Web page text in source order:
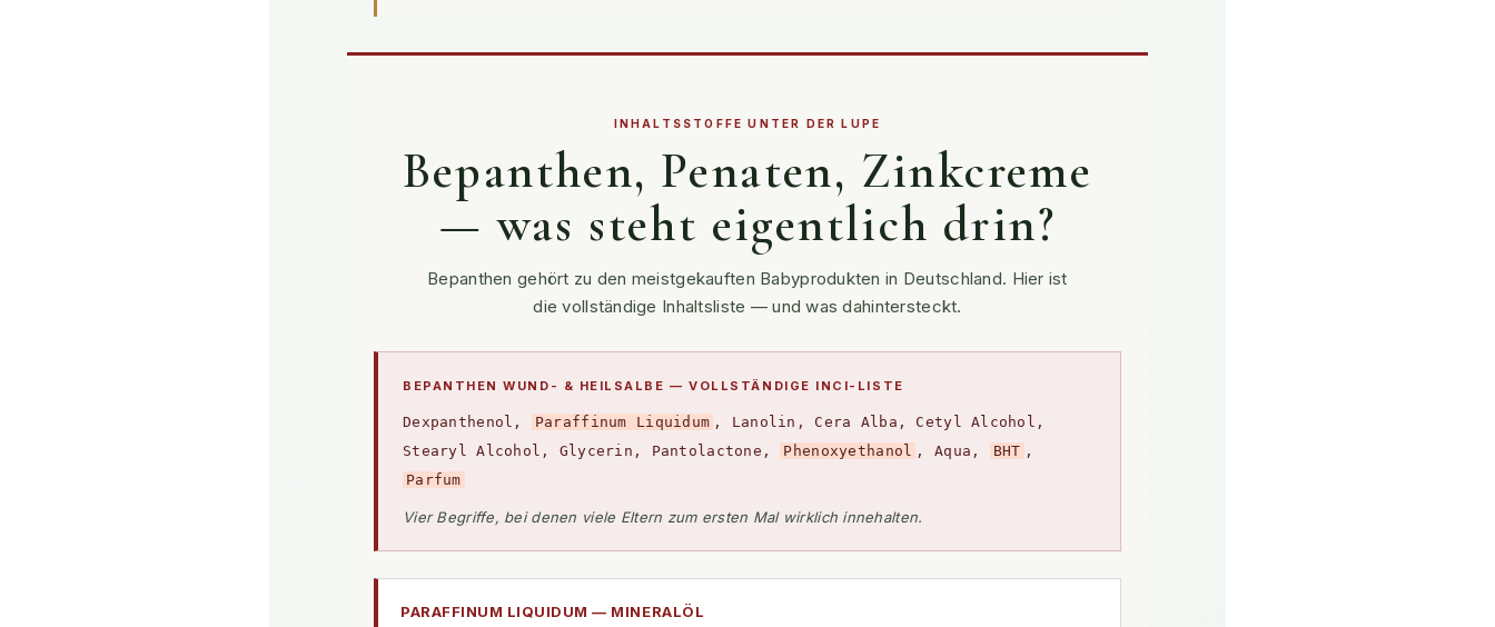
INHALTSSTOFFE UNTER DER LUPE
Bepanthen, Penaten, Zinkcreme
— was steht eigentlich drin?
Bepanthen gehört zu den meistgekauften Babyprodukten in Deutschland. Hier ist
die vollständige Inhaltsliste — und was dahintersteckt.
BEPANTHEN WUND- & HEILSALBE — VOLLSTÄNDIGE INCI-LISTE
Dexpanthenol, Paraffinum Liquidum , Lanolin, Cera Alba, Cetyl Alcohol,
Stearyl Alcohol, Glycerin, Pantolactone,
Phenoxyethanol , Aqua, BHT ,
Parfum
Vier Begriffe, bei denen viele Eltern zum ersten Mal wirklich innehalten.
PARAFFINUM LIQUIDUM — MINERALÖL